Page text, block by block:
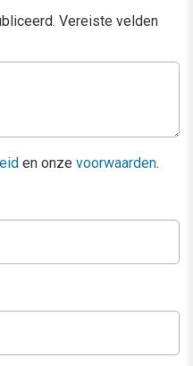
Vereiste velden
en onze voorwaarden.